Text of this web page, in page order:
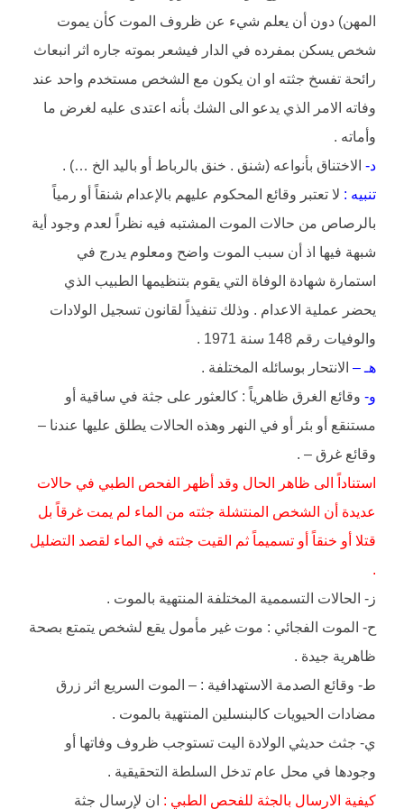
المهن) دون أن يعلم شيء عن ظروف الموت كأن يموت
شخص يسكن بمفرده في الدار فيشعر بموته جاره اثر انبعاث
رائحة تفسخ جثته او ان يكون مع الشخص مستخدم واحد عند
وفاته الامر الذي يدعو الى الشك بأنه اعتدى عليه لغرض ما
وأماته .
د- الاختناق بأنواعه (شنق . خنق بالرباط أو باليد الخ …) .
تنبيه : لا تعتبر وقائع المحكوم عليهم بالإعدام شنقاً أو رمياً
بالرصاص من حالات الموت المشتبه فيه نظراً لعدم وجود أية
شبهة فيها اذ أن سبب الموت واضح ومعلوم يدرج في
استمارة شهادة الوفاة التي يقوم بتنظيمها الطبيب الذي
يحضر عملية الاعدام . وذلك تنفيذاً لقانون تسجيل الولادات
والوفيات رقم 148 سنة 1971 .
هـ – الانتحار بوسائله المختلفة .
و- وقائع الغرق ظاهرياً : كالعثور على جثة في ساقية أو
مستنقع أو بئر أو في النهر وهذه الحالات يطلق عليها عندنا –
وقائع غرق – .
استناداً الى ظاهر الحال وقد أظهر الفحص الطبي في حالات
عديدة أن الشخص المنتشلة جثته من الماء لم يمت غرقاً بل
قتلا أو خنقاً أو تسميماً ثم القيت جثته في الماء لقصد التضليل
.
ز- الحالات التسممية المختلفة المنتهية بالموت .
ح- الموت الفجائي : موت غير مأمول يقع لشخص يتمتع بصحة
ظاهرية جيدة .
ط- وقائع الصدمة الاستهدافية : – الموت السريع اثر زرق
مضادات الحيويات كالبنسلين المنتهية بالموت .
ي- جثث حديثي الولادة اليت تستوجب ظروف وفاتها أو
وجودها في محل عام تدخل السلطة التحقيقية .
كيفية الارسال بالجثة للفحص الطبي : ان لإرسال جثة